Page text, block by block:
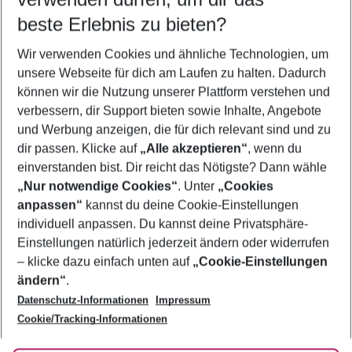
5-8 Nächte
2 Erwachsene Keine Kinder
Mehr Filter anzeigen
Footer
Footer navigation
Über uns
AGB
Bestpreisgarantie
Cookie-Einstellungen ändern
Cookie-Richtlinie
Agenturbetreuung
Barrierefreies Reisen
Folge uns
beste Erlebnis zu bieten?
Wir verwenden Cookies und ähnliche Technologien, um
unsere Webseite für dich am Laufen zu halten. Dadurch
können wir die Nutzung unserer Plattform verstehen und
verbessern, dir Support bieten sowie Inhalte, Angebote
und Werbung anzeigen, die für dich relevant sind und zu
dir passen. Klicke auf „Alle akzeptieren“, wenn du
einverstanden bist. Dir reicht das Nötigste? Dann wähle
„Nur notwendige Cookies“. Unter „Cookies
anpassen“ kannst du deine Cookie-Einstellungen
individuell anpassen. Du kannst deine Privatsphäre-
Einstellungen natürlich jederzeit ändern oder widerrufen
– klicke dazu einfach unten auf „Cookie-Einstellungen
ändern“.
Datenschutz-Informationen
Impressum
Cookie/Tracking-Informationen